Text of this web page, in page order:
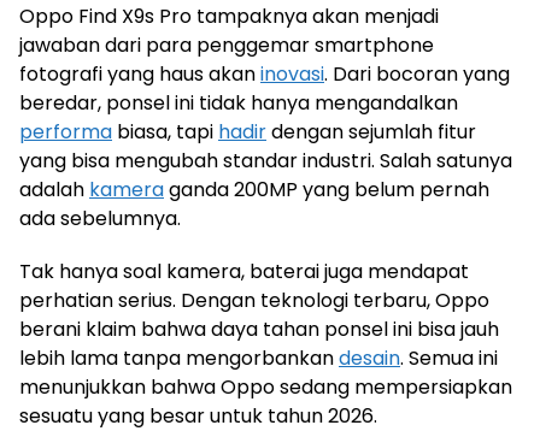
Oppo Find X9s Pro tampaknya akan menjadi
jawaban dari para penggemar smartphone
fotografi yang haus akaninovasi. Dari bocoran yang
beredar, ponsel ini tidak hanya mengandalkan
performa biasa, tapi hadirdengan sejumlah fitur
yang bisa mengubah standar industri. Salah satunya
adalah kameraganda 200MP yang belum pernah
ada sebelumnya.
Tak hanya soal kamera, baterai juga mendapat
perhatian serius. Dengan teknologi terbaru, Oppo
berani klaim bahwa daya tahan ponsel ini bisa jauh
lebih lama tanpa mengorbankandesain. Semua ini
menunjukkan bahwa Oppo sedang mempersiapkan
sesuatu yang besar untuk tahun 2026.